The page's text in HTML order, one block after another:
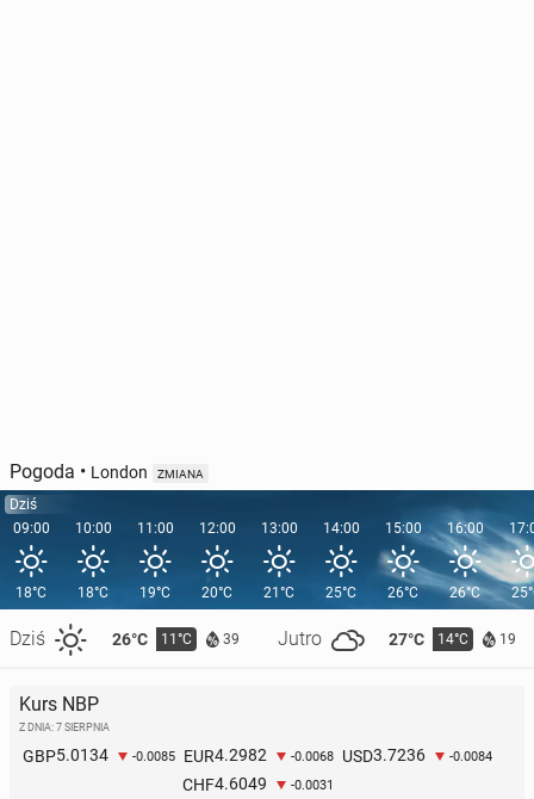
Pogoda • London ZMIANA
Dziś
09:00
18°C
Dziś 26°C 11°C 39 Jutro 27°C 14°C 19
10:00
18°C
11:00
19°C
12:00
20°C
13:00
21°C
14:00
25°C
15:00
26°C
16:00
26°C
Kurs NBP
Z DNIA: 7 SIERPNIA
GBP5.0134 -0.0085 EUR4.2982 -0.0068 USD3.7236 -0.0084
CHF4.6049 -0.0031